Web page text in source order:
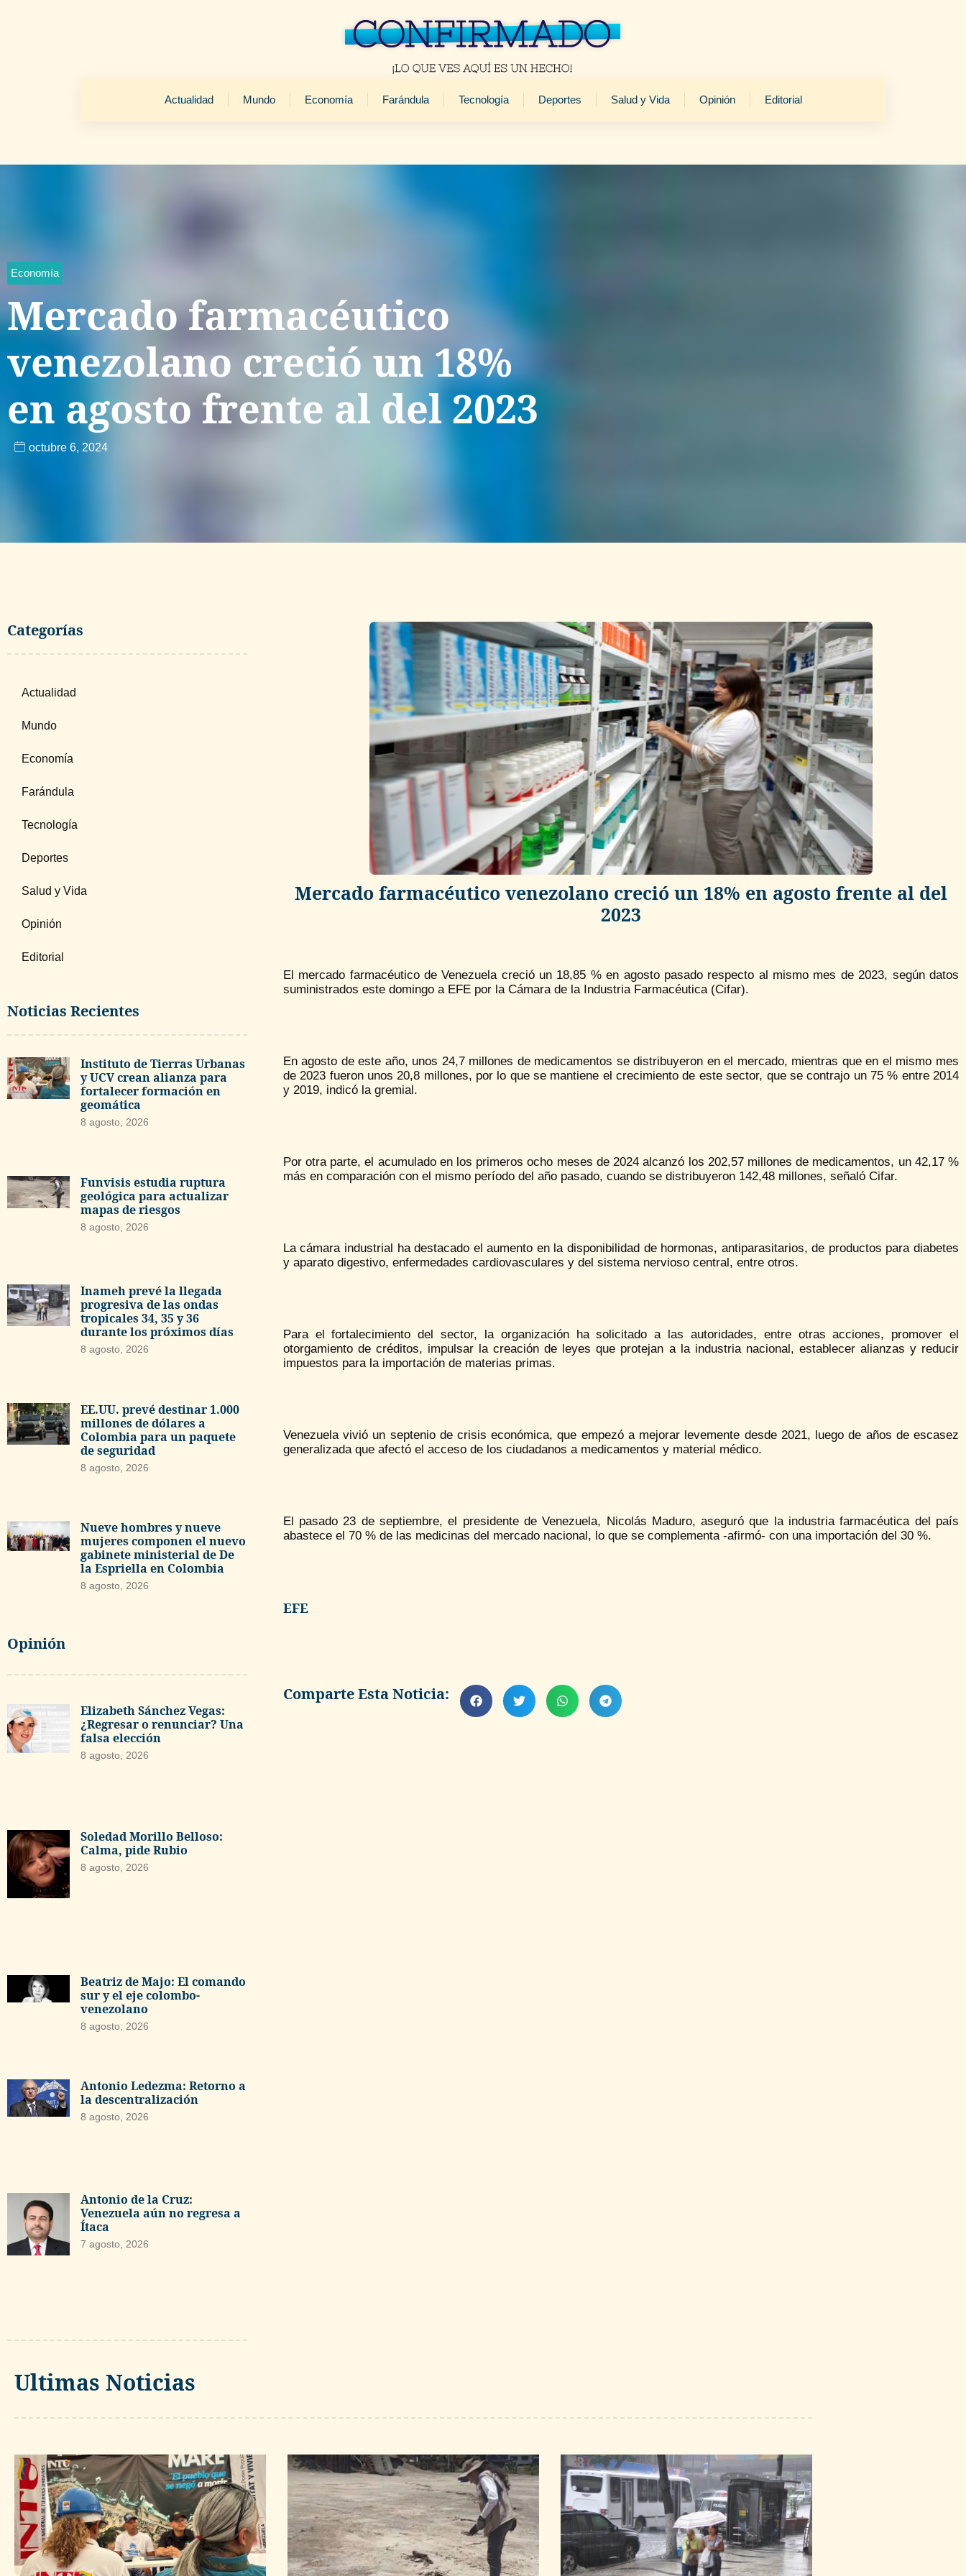
Actualidad Mundo Economía Farándula Tecnología Deportes Salud y Vida Opinión Editorial
Economía
Mercado farmacéutico
venezolano creció un 18%
en agosto frente al del 2023
octubre 6, 2024
Categorías
Actualidad
Mundo
Economía
Farándula
Tecnología
Deportes
Salud y Vida
Opinión
Editorial
Noticias Recientes
Instituto de Tierras Urbanas
y UCV crean alianza para
fortalecer formación en
geomática
8 agosto, 2026
Funvisis estudia ruptura
geológica para actualizar
mapas de riesgos
8 agosto, 2026
Inameh prevé la llegada
progresiva de las ondas
tropicales 34, 35 y 36
durante los próximos días
8 agosto, 2026
EE.UU. prevé destinar 1.000
millones de dólares a
Colombia para un paquete
de seguridad
8 agosto, 2026
Nueve hombres y nueve
mujeres componen el nuevo
gabinete ministerial de De
la Espriella en Colombia
8 agosto, 2026
Opinión
Elizabeth Sánchez Vegas:
¿Regresar o renunciar? Una
falsa elección
8 agosto, 2026
Soledad Morillo Belloso:
Calma, pide Rubio
8 agosto, 2026
Beatriz de Majo: El comando
sur y el eje colombo-
venezolano
8 agosto, 2026
Antonio Ledezma: Retorno a
la descentralización
8 agosto, 2026
Antonio de la Cruz:
Venezuela aún no regresa a
Ítaca
7 agosto, 2026
Mercado farmacéutico venezolano creció un 18% en agosto frente al del
2023
El mercado farmacéutico de Venezuela creció un 18,85 % en agosto pasado respecto al mismo mes de 2023, según datos
suministrados este domingo a EFE por la Cámara de la Industria Farmacéutica (Cifar).
En agosto de este año, unos 24,7 millones de medicamentos se distribuyeron en el mercado, mientras que en el mismo mes
de 2023 fueron unos 20,8 millones, por lo que se mantiene el crecimiento de este sector, que se contrajo un 75 % entre 2014
y 2019, indicó la gremial.
Por otra parte, el acumulado en los primeros ocho meses de 2024 alcanzó los 202,57 millones de medicamentos, un 42,17 %
más en comparación con el mismo período del año pasado, cuando se distribuyeron 142,48 millones, señaló Cifar.
La cámara industrial ha destacado el aumento en la disponibilidad de hormonas, antiparasitarios, de productos para diabetes
y aparato digestivo, enfermedades cardiovasculares y del sistema nervioso central, entre otros.
Para el fortalecimiento del sector, la organización ha solicitado a las autoridades, entre otras acciones, promover el
otorgamiento de créditos, impulsar la creación de leyes que protejan a la industria nacional, establecer alianzas y reducir
impuestos para la importación de materias primas.
Venezuela vivió un septenio de crisis económica, que empezó a mejorar levemente desde 2021, luego de años de escasez
generalizada que afectó el acceso de los ciudadanos a medicamentos y material médico.
El pasado 23 de septiembre, el presidente de Venezuela, Nicolás Maduro, aseguró que la industria farmacéutica del país
abastece el 70 % de las medicinas del mercado nacional, lo que se complementa -afirmó- con una importación del 30 %.
EFE
Comparte Esta Noticia:
Ultimas Noticias